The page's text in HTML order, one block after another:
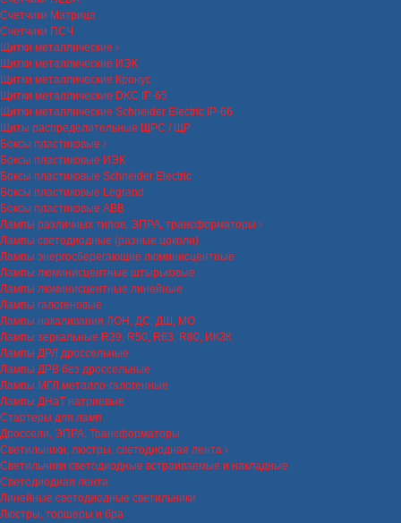
Счетчики Матрица
Счетчики ПСЧ
Щитки металлические
Щитки металлические ИЭК
Щитки металлические Кронус
Щитки металлические DKC IP-65
Щитки металлические Schneider Electric IP-66
Щиты распределительные ЩРС / ЩР
Боксы пластиковые
Боксы пластиковые ИЭК
Боксы пластиковые Schneider Electric
Боксы пластиковые Legrand
Боксы пластиковые ABB
Лампы различных типов, ЭПРА, трансформаторы
Лампы светодиодные (разные цоколи)
Лампы энергосберегающие люминисцентные
Лампы люминисцентные штырьковые
Лампы люминисцентные линейные
Лампы галогеновые
Лампы накаливания ЛОН, ДС, ДШ, МО
Лампы зеркальные R39, R50, R63, R80, ИКЗК
Лампы ДРЛ дроссельные
Лампы ДРВ без дроссельные
Лампы МГЛ металло-галогенные
Лампы ДНаТ натриевые
Стартеры для ламп
Дроссели, ЭПРА, Трансформаторы
Светильники, люстры, светодиодная лента
Светильники светодиодные встраиваемые и накладные
Светодиодная лента
Линейные светодиодные светильники
Люстры, торшеры и бра